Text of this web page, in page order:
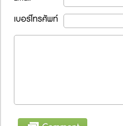
เบอร์โทรศัพท์